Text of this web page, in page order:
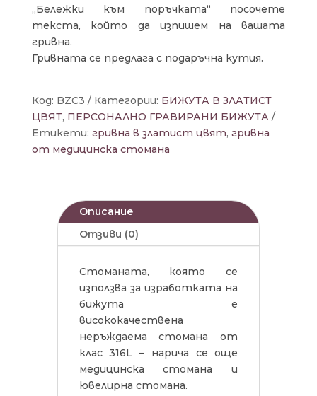
„Бележки към поръчката“ посочете
текста, който да изпишем на вашата
гривна.
Гривната се предлага с подаръчна кутия.
Код: BZC3 Категории: БИЖУТА В ЗЛАТИСТ
ЦВЯТ, ПЕРСОНАЛНО ГРАВИРАНИ БИЖУТА
Етикети: гривна в златист цвят, гривна
от медицинска стомана
Описание
Отзиви (0)
Стоманата, която се
използва за изработката на
бижута е
висококачествена
неръждаема стомана от
клас 316L – нарича се още
медицинска стомана и
ювелирна стомана.